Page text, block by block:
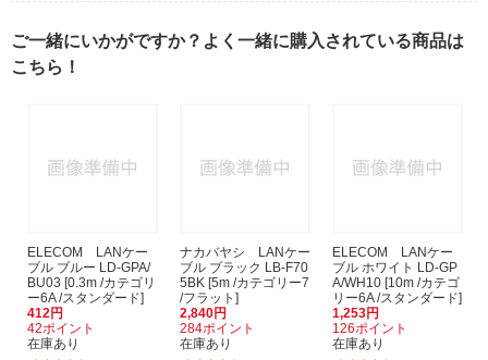
ご一緒にいかがですか？よく一緒に購入されている商品は
こちら！
ELECOM LANケー
ブル ブルー LD-GPA/
BU03 [0.3m /カテゴリ
ー6A /スタンダード]
412円
42ポイント
在庫あり
ナカバヤシ LANケー
ブル ブラック LB-F70
5BK [5m /カテゴリー7
/フラット]
2,840円
284ポイント
在庫あり
ELECOM LANケー
ブル ホワイト LD-GP
A/WH10 [10m /カテゴ
リー6A /スタンダード]
1,253円
126ポイント
在庫あり